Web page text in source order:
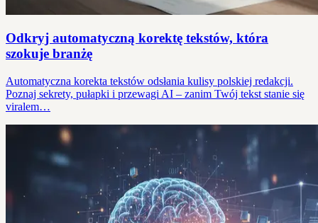
Odkryj automatyczną korektę tekstów, która
szokuje branżę
Automatyczna korekta tekstów odsłania kulisy polskiej redakcji.
Poznaj sekrety, pułapki i przewagi AI – zanim Twój tekst stanie się
viralem…